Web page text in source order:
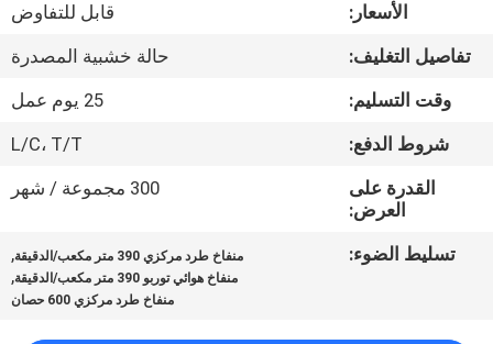
في
المعمل
مراقبة
الجودة
اتصل
الأسعار:
قابل للتفاوض
تفاصيل التغليف:
حالة خشبية المصدرة
وقت التسليم:
25 يوم عمل
شروط الدفع:
L/C، T/T
القدرة على
العرض:
300 مجموعة / شهر
تسليط الضوء: منفاخ طرد مركزي 390 متر مكعب/الدقيقة ,
منفاخ هوائي توربو 390 متر مكعب/الدقيقة ,
منفاخ طرد مركزي 600 حصان